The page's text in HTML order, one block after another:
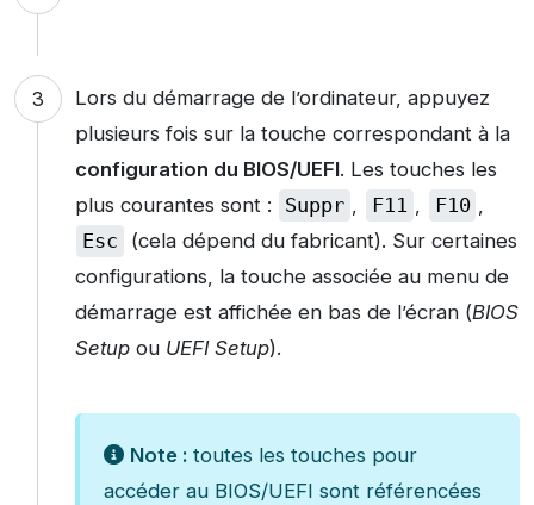
Lors du démarrage de l’ordinateur, appuyez
plusieurs fois sur la touche correspondant à la
configuration du BIOS/UEFI. Les touches les
plus courantes sont :
Suppr , F11 , F10 ,
Esc
(cela dépend du fabricant). Sur certaines
configurations, la touche associée au menu de
démarrage est affichée en bas de l’écran (BIOS
Setup ou UEFI Setup).
Note :toutes les touches pour
accéder au BIOS/UEFI sont référencées